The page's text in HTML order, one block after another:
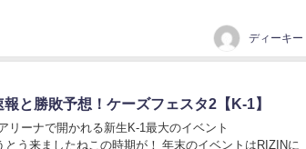
ディーキー
と勝敗予想！ケーズフェスタ2【K-1】
リーナで開かれる新生K-1最大のイベント
とう来ましたねこの時期が！ 年末のイベントはRIZINに